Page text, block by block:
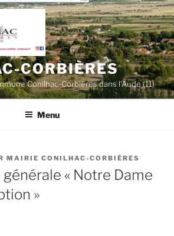
CORBIÈRES
Conilhac-Corbières dans l'Aude (11)
Menu
MAIRIE CONILHAC-CORBIÈRES
« Notre Dame
»